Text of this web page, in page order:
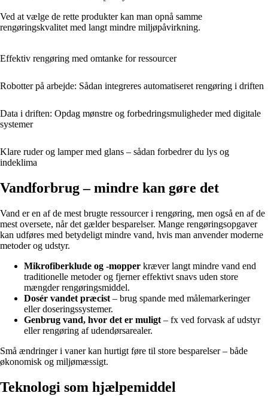
Ved at vælge de rette produkter kan man opnå samme
rengøringskvalitet med langt mindre miljøpåvirkning.
Effektiv rengøring med omtanke for ressourcer
Robotter på arbejde: Sådan integreres automatiseret rengøring i driften
Data i driften: Opdag mønstre og forbedringsmuligheder med digitale
systemer
Klare ruder og lamper med glans – sådan forbedrer du lys og
indeklima
Vandforbrug – mindre kan gøre det
Vand er en af de mest brugte ressourcer i rengøring, men også en af de
mest oversete, når det gælder besparelser. Mange rengøringsopgaver
kan udføres med betydeligt mindre vand, hvis man anvender moderne
metoder og udstyr.
Mikrofiberklude og -mopper kræver langt mindre vand end
traditionelle metoder og fjerner effektivt snavs uden store
mængder rengøringsmiddel.
Dosér vandet præcist – brug spande med målemarkeringer
eller doseringssystemer.
Genbrug vand, hvor det er muligt – fx ved forvask af udstyr
eller rengøring af udendørsarealer.
Små ændringer i vaner kan hurtigt føre til store besparelser – både
økonomisk og miljømæssigt.
Teknologi som hjælpemiddel